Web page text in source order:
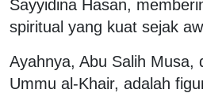
Sayyidina Hasan,
spiritual yang kuat sejak
Ayahnya, Abu Salih Musa,
Ummu al-Khair, adalah